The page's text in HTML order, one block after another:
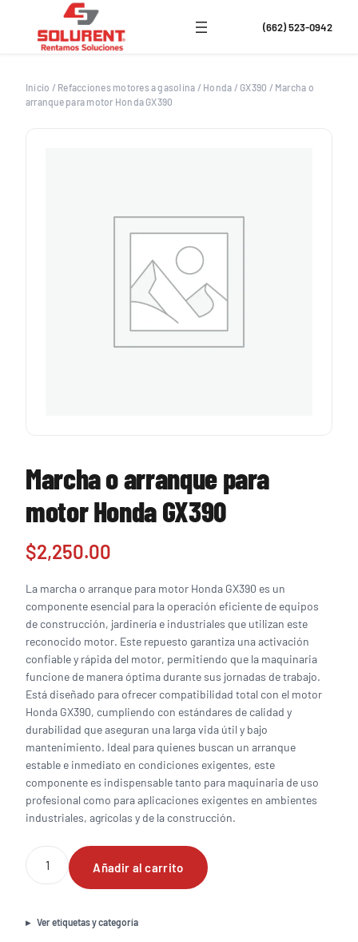
contenido
(662) 523-0942
Inicio / Refacciones motores a gasolina / Honda /GX390 / Marcha o
arranque para motor Honda GX390
Marcha o arranque para
motor Honda GX390
$2,250.00
La marcha o arranque para motor Honda GX390 es un
componente esencial para la operación eficiente de equipos
de construcción, jardinería e industriales que utilizan este
reconocido motor. Este repuesto garantiza una activación
confiable y rápida del motor, permitiendo que la maquinaria
funcione de manera óptima durante sus jornadas de trabajo.
Está diseñado para ofrecer compatibilidad total con el motor
Honda GX390, cumpliendo con estándares de calidad y
durabilidad que aseguran una larga vida útil y bajo
mantenimiento. Ideal para quienes buscan un arranque
estable e inmediato en condiciones exigentes, este
componente es indispensable tanto para maquinaria de uso
profesional como para aplicaciones exigentes en ambientes
industriales, agrícolas y de la construcción.
Marcha
o
arranque
motor
Añadir al carrito
Ver etiquetas y categoría